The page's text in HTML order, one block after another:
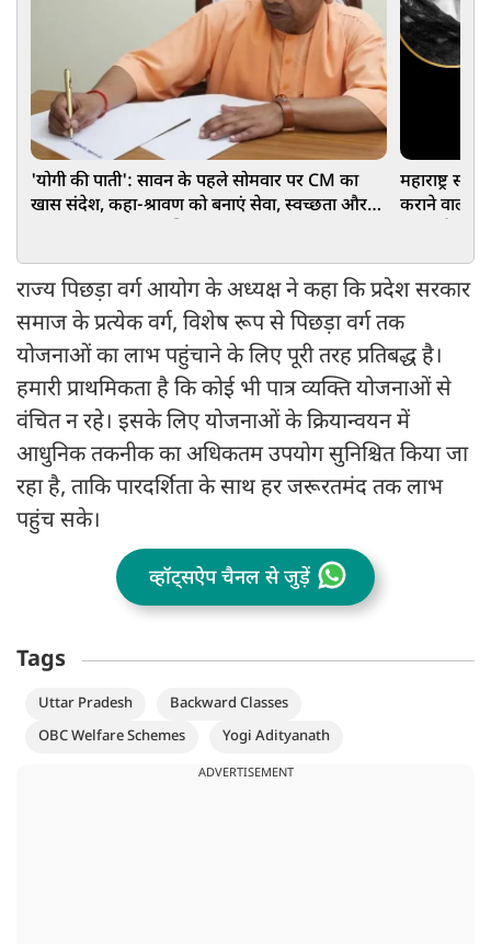
'योगी की पाती': सावन के पहले सोमवार पर CM का
खास संदेश, कहा-श्रावण को बनाएं सेवा, स्वच्छता और
महाराष्ट्र
कराने वालों
राज्य पिछड़ा वर्ग आयोग के अध्यक्ष ने कहा कि प्रदेश सरकार
समाज के प्रत्येक वर्ग, विशेष रूप से पिछड़ा वर्ग तक
योजनाओं का लाभ पहुंचाने के लिए पूरी तरह प्रतिबद्ध है।
हमारी प्राथमिकता है कि कोई भी पात्र व्यक्ति योजनाओं से
वंचित न रहे। इसके लिए योजनाओं के क्रियान्वयन में
आधुनिक तकनीक का अधिकतम उपयोग सुनिश्चित किया जा
रहा है, ताकि पारदर्शिता के साथ हर जरूरतमंद तक लाभ
पहुंच सके।
व्हॉट्सऐप चैनल से जुड़ें
Tags
Uttar Pradesh
Backward Classes
OBC Welfare Schemes
Yogi Adityanath
ADVERTISEMENT